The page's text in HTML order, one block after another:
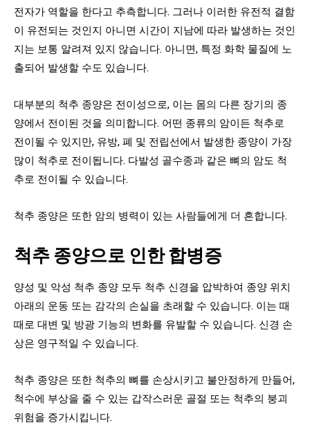
전자가 역할을 한다고 추측합니다. 그러나 이러한 유전적 결함
이 유전되는 것인지 아니면 시간이 지남에 따라 발생하는 것인
지는 보통 알려져 있지 않습니다. 아니면, 특정 화학 물질에 노
출되어 발생할 수도 있습니다.
대부분의 척추 종양은 전이성으로, 이는 몸의 다른 장기의 종
양에서 전이된 것을 의미합니다. 어떤 종류의 암이든 척추로
전이될 수 있지만, 유방, 폐 및 전립선에서 발생한 종양이 가장
많이 척추로 전이됩니다. 다발성 골수종과 같은 뼈의 암도 척
추로 전이될 수 있습니다.
척추 종양은 또한 암의 병력이 있는 사람들에게 더 흔합니다.
척추 종양으로 인한 합병증
양성 및 악성 척추 종양 모두 척추 신경을 압박하여 종양 위치
아래의 운동 또는 감각의 손실을 초래할 수 있습니다. 이는 때
때로 대변 및 방광 기능의 변화를 유발할 수 있습니다. 신경 손
상은 영구적일 수 있습니다.
척추 종양은 또한 척추의 뼈를 손상시키고 불안정하게 만들어,
척수에 부상을 줄 수 있는 갑작스러운 골절 또는 척추의 붕괴
위험을 증가시킵니다.